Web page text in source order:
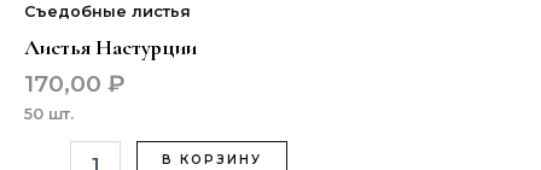
Съедобные листья
Листья Настурции
170,00 ₽
50 шт.
В КОРЗИНУ